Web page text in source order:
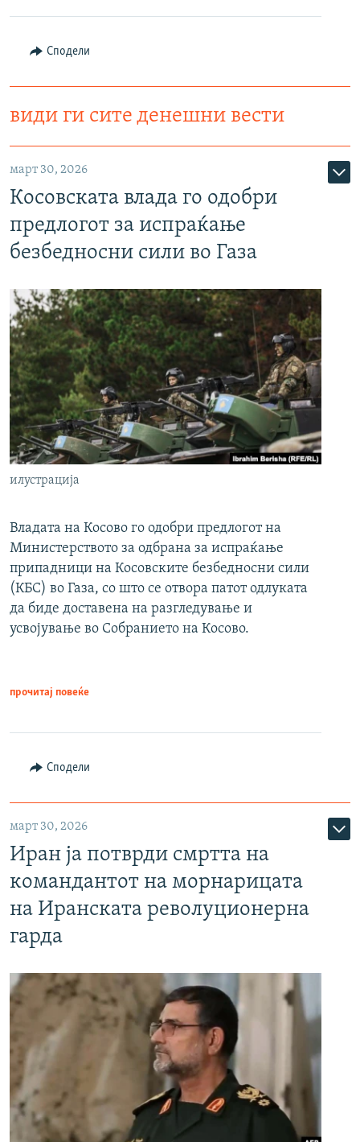
Сподели
види ги сите денешни вести
март 30, 2026
Косовската влада го одобри
предлогот за испраќање
безбедносни сили во Газа
илустрација
Владата на Косово го одобри предлогот на
Министерството за одбрана за испраќање
припадници на Косовските безбедносни сили
(КБС) во Газа, со што се отвора патот одлуката
да биде доставена на разгледување и
усвојување во Собранието на Косово.
прочитај повеќе
Сподели
март 30, 2026
Иран ја потврди смртта на
командантот на морнарицата
на Иранската револуционерна
гарда